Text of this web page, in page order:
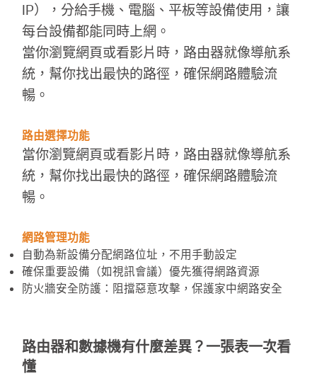
IP），分給手機、電腦、平板等設備使用，讓
每台設備都能同時上網。
當你瀏覽網頁或看影片時，路由器就像導航系
統，幫你找出最快的路徑，確保網路體驗流
暢。
路由選擇功能
當你瀏覽網頁或看影片時，路由器就像導航系
統，幫你找出最快的路徑，確保網路體驗流
暢。
網路管理功能
自動為新設備分配網路位址，不用手動設定
確保重要設備（如視訊會議）優先獲得網路資源
防火牆安全防護：阻擋惡意攻擊，保護家中網路安全
路由器和數據機有什麼差異？一張表一次看
懂